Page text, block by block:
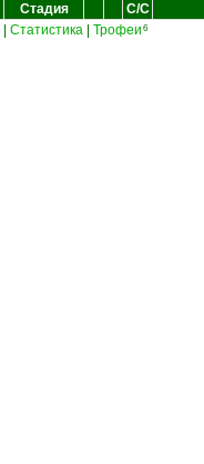
Стадия
С/С
Статистика Трофеи 6